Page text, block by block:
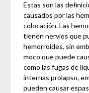
Estas son las
causados ​​por las
colocación. Las
tienen nervios que
hemorroides, sin
moco que puede
como las fugas de
internas prolapso,
pueden causar